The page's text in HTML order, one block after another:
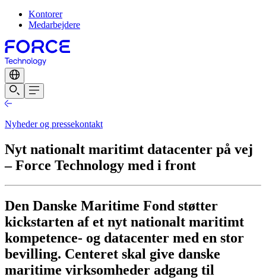
Kontorer
Medarbejdere
Nyheder og pressekontakt
Nyt nationalt maritimt datacenter på vej
– Force Technology med i front
Den Danske Maritime Fond støtter
kickstarten af et nyt nationalt maritimt
kompetence- og datacenter med en stor
bevilling. Centeret skal give danske
maritime virksomheder adgang til